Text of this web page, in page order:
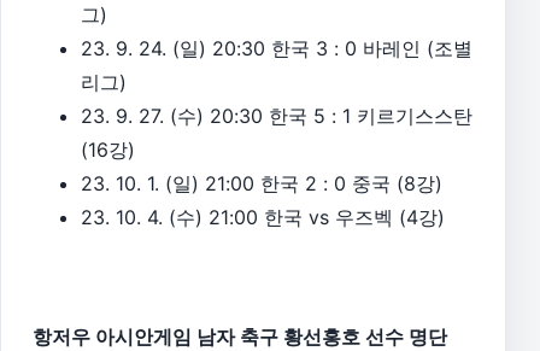
그)
23. 9. 24. (일) 20:30 한국 3 : 0 바레인 (조별
리그)
23. 9. 27. (수) 20:30 한국 5 : 1 키르기스스탄
(16강)
23. 10. 1. (일) 21:00 한국 2 : 0 중국 (8강)
23. 10. 4. (수) 21:00 한국 vs 우즈벡 (4강)
항저우 아시안게임 남자 축구 황선홍호 선수 명단